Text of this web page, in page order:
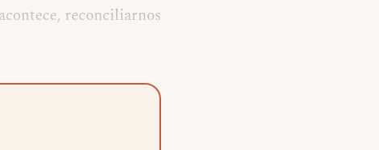
reconciliarnos